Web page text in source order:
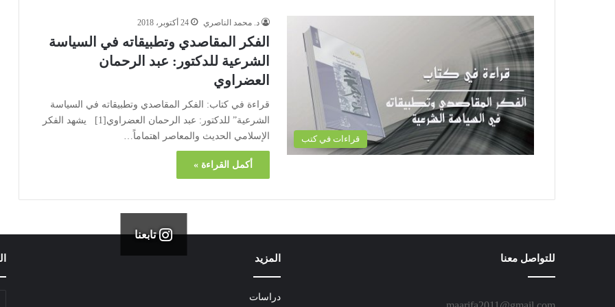
قراءات في كتب
د. محمد الناصري 24 أكتوبر، 2018
الفكر المقاصدي وتطبيقاته في السياسة
الشرعية للدكتور: عبد الرحمان
العضراوي
قراءة في كتاب: الفكر المقاصدي وتطبيقاته في السياسة
الشرعية” للدكتور: عبد الرحمان العضراوي[1] يشهد الفكر
الإسلامي الحديث والمعاصر اهتماماً…
أكمل القراءة »
تابعنا
للتواصل معنا المزيد
دراسات